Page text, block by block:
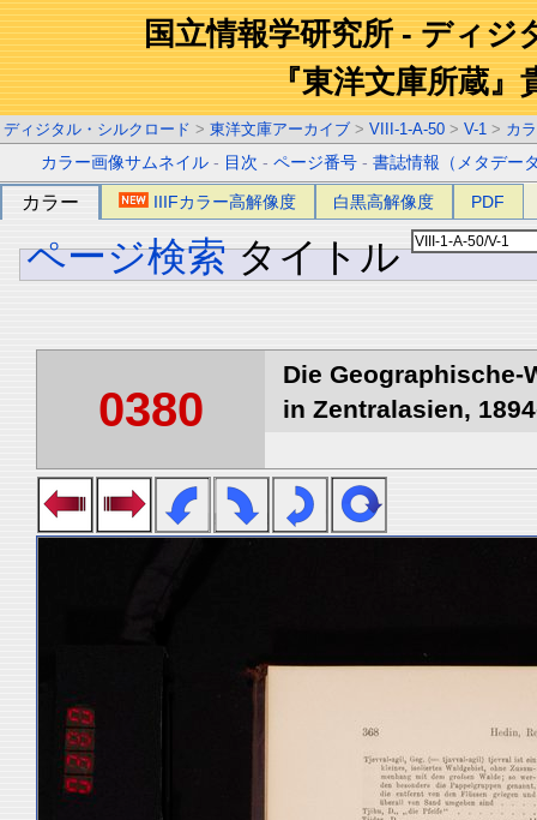
国立情報学研究所 - ディジ
『東洋文庫所蔵』
ディジタル・シルクロード > 東洋文庫アーカイブ > VIII-1-A-50 > V-1 > カ
カラー画像サムネイル - 目次 -ページ番号 -書誌情報（メタデー
カラー IIIFカラー高解像度 白黒高解像度 PDF
ページ検索 タイトル
0380
Die
in Zentralasien,